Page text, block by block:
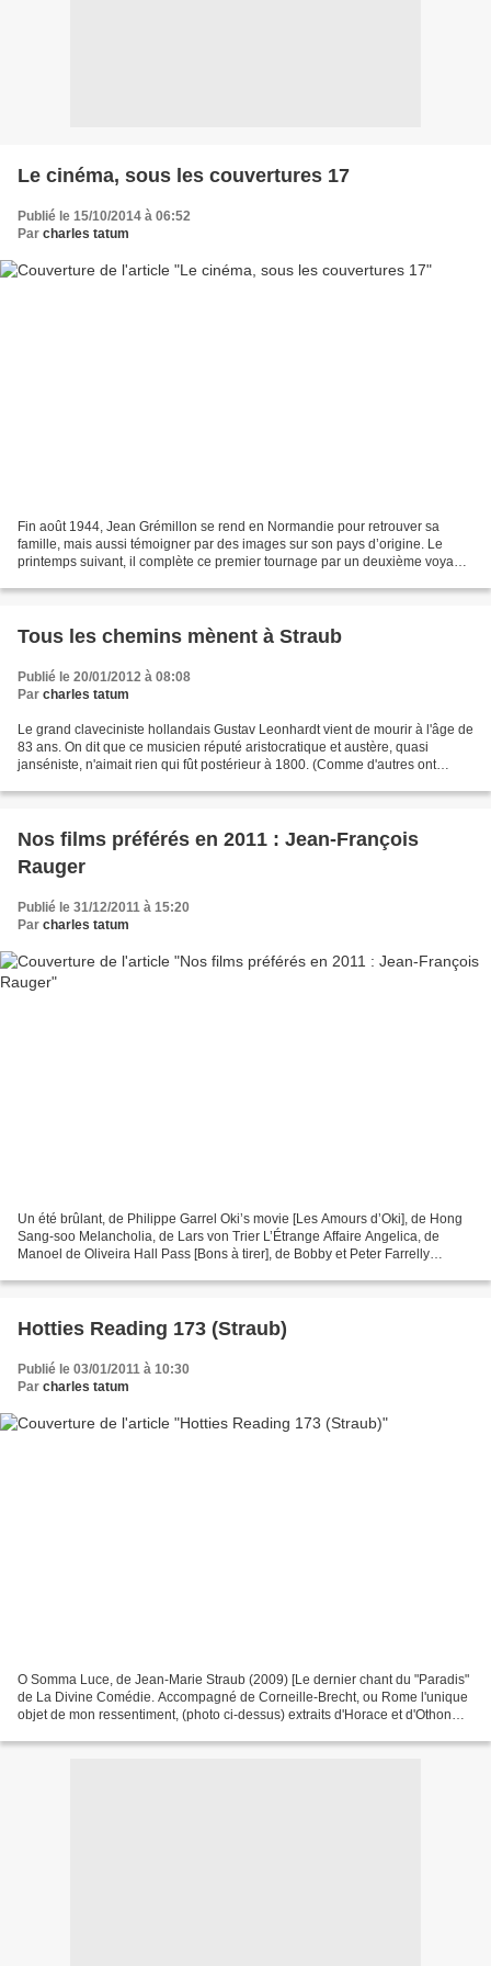
Le cinéma, sous les couvertures 17
Publié le 15/10/2014 à 06:52
Par charles tatum
Fin août 1944, Jean Grémillon se rend en Normandie pour retrouver sa
famille, mais aussi témoigner par des images sur son pays d’origine. Le
printemps suivant, il complète ce premier tournage par un deuxième voyage.
Tous les chemins mènent à Straub
Publié le 20/01/2012 à 08:08
Par charles tatum
Le grand claveciniste hollandais Gustav Leonhardt vient de mourir à l'âge de
83 ans. On dit que ce musicien réputé aristocratique et austère, quasi
janséniste, n'aimait rien qui fût postérieur à 1800. (Comme d'autres ont
Nos films préférés en 2011 : Jean-François
Rauger
Publié le 31/12/2011 à 15:20
Par charles tatum
Un été brûlant, de Philippe Garrel Oki’s movie [Les Amours d’Oki], de Hong
Sang-soo Melancholia, de Lars von Trier L’Étrange Affaire Angelica, de
Manoel de Oliveira Hall Pass [Bons à tirer], de Bobby et Peter Farrelly
Hotties Reading 173 (Straub)
Publié le 03/01/2011 à 10:30
Par charles tatum
O Somma Luce, de Jean-Marie Straub (2009) [Le dernier chant du "Paradis"
de La Divine Comédie. Accompagné de Corneille-Brecht, ou Rome l'unique
objet de mon ressentiment, (photo ci-dessus) extraits d'Horace et d'Othon